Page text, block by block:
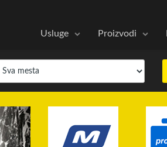
Usluge Proizvodi